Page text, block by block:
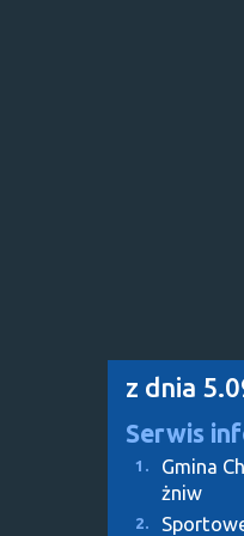
z dnia
Serwis
1.
Gmina
żniw
2.